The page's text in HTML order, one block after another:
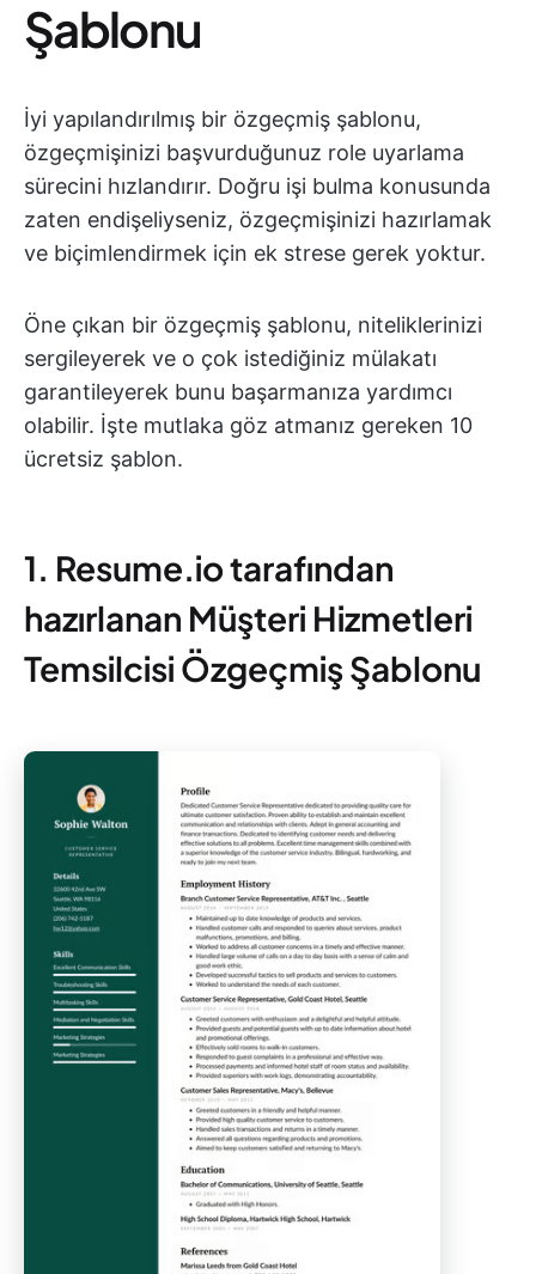
Şablonu
İyi yapılandırılmış bir özgeçmiş şablonu,
özgeçmişinizi başvurduğunuz role uyarlama
sürecini hızlandırır. Doğru işi bulma konusunda
zaten endişeliyseniz, özgeçmişinizi hazırlamak
ve biçimlendirmek için ek strese gerek yoktur.
Öne çıkan bir özgeçmiş şablonu, niteliklerinizi
sergileyerek ve o çok istediğiniz mülakatı
garantileyerek bunu başarmanıza yardımcı
olabilir. İşte mutlaka göz atmanız gereken 10
ücretsiz şablon.
1. Resume.io tarafından
hazırlanan Müşteri Hizmetleri
Temsilcisi Özgeçmiş Şablonu